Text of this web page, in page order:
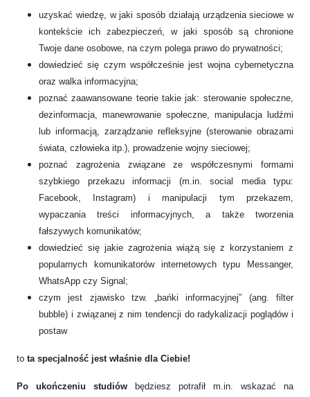
uzyskać wiedzę, w jaki sposób działają urządzenia sieciowe w
kontekście ich zabezpieczeń, w jaki sposób są chronione
Twoje dane osobowe, na czym polega prawo do prywatności;
dowiedzieć się czym współcześnie jest wojna cybernetyczna
oraz walka informacyjna;
poznać zaawansowane teorie takie jak: sterowanie społeczne,
dezinformacja, manewrowanie społeczne, manipulacja ludźmi
lub informacją, zarządzanie refleksyjne (sterowanie obrazami
świata, człowieka itp.), prowadzenie wojny sieciowej;
poznać zagrożenia związane ze współczesnymi formami
szybkiego przekazu informacji (m.in. social media typu:
Facebook, Instagram) i manipulacji tym przekazem,
wypaczania treści informacyjnych, a także tworzenia
fałszywych komunikatów;
dowiedzieć się jakie zagrożenia wiążą się z korzystaniem z
popularnych komunikatorów internetowych typu Messanger,
WhatsApp czy Signal;
czym jest zjawisko tzw. „bańki informacyjnej” (ang. filter
bubble) i związanej z nim tendencji do radykalizacji poglądów i
postaw
to ta specjalność jest właśnie dla Ciebie!
Po ukończeniu studiów będziesz potrafił m.in. wskazać na